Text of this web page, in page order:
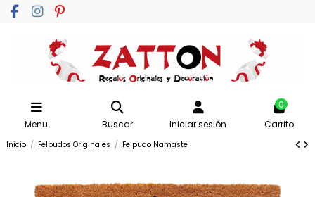
Menu Buscar Iniciar sesión
0
Carrito
Inicio Felpudos Originales Felpudo Namaste